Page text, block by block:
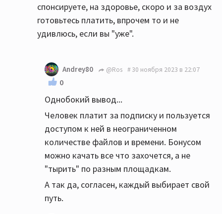
спонсируете, на здоровье, скоро и за воздух
готовьтесь платить, впрочем то и не
удивлюсь, если вы "уже".
Andrey80 @Ros 30 ноября 2023 в 22:07
0
Однобокий вывод...
Человек платит за подписку и пользуется
доступом к ней в неограниченном
количестве файлов и времени. Бонусом
можно качать все что захочется, а не
"тырить" по разным площадкам.
А так да, согласен, каждый выбирает свой
путь.